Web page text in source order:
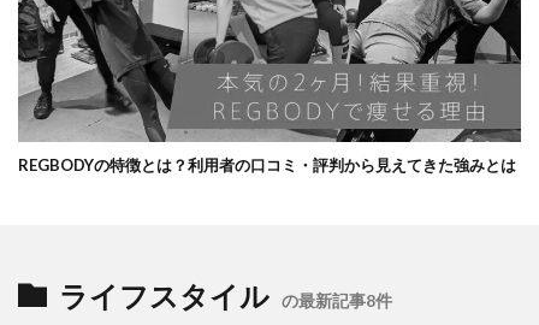
REGBODYの特徴とは？利用者の口コミ・評判から見えてきた強みとは
ライフスタイル の最新記事8件